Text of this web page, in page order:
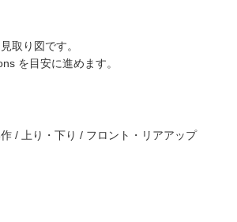
取り図です。
を目安に進めます。
/ 上り・下り / フロント・リアアップ